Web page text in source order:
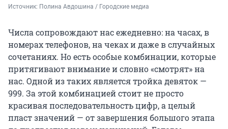
Источник: Полина Авдошина / Городские медиа
Числа сопровождают нас ежедневно: на часах, в
номерах телефонов, на чеках и даже в случайных
сочетаниях. Но есть особые комбинации, которые
притягивают внимание и словно «смотрят» на
нас. Одной из таких является тройка девяток —
999. За этой комбинацией стоит не просто
красивая последовательность цифр, а целый
пласт значений — от завершения большого этапа